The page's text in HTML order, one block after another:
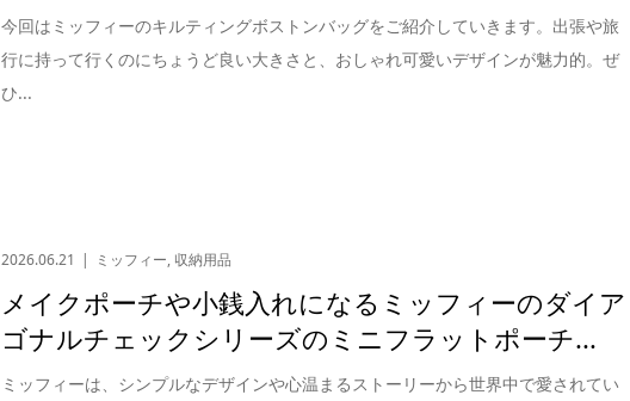
今回はミッフィーのキルティングボストンバッグをご紹介していきます。出張や旅
行に持って行くのにちょうど良い大きさと、おしゃれ可愛いデザインが魅力的。ぜ
ひ...
2026.06.21 ミッフィー, 収納用品
メイクポーチや小銭入れになるミッフィーのダイア
ゴナルチェックシリーズのミニフラットポーチ...
ミッフィーは、シンプルなデザインや心温まるストーリーから世界中で愛されてい